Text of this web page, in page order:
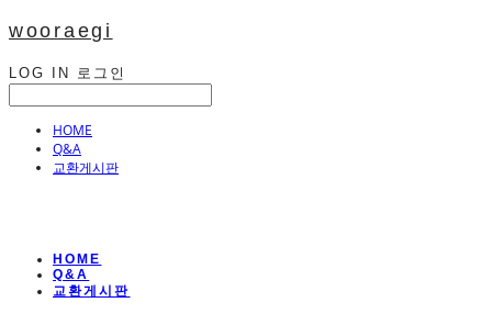
wooraegi
LOG IN 로그인
HOME
Q&A
교환게시판
HOME
Q&A
교환게시판